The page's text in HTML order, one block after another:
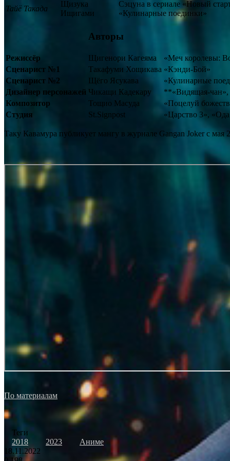
Тайё Такада
Щизука
Ищигами
Сэцуна в сериале «Новый
«Кулинарные поединки»
Авторы
Режиссёр Щигенори Кагеяма
«Меч королевы:
Сценарист №1
Такафуми Хощикава «Кэнди-Бой»
Сценарист №2
Щёго Ясукава
«Кулинарные
Дизайнер персонажей Чикащи Кадекару
**«Видящая-чан»,
Композитор
Тощио Масуда
«Поцелуй
Студия
St.Signpost «Царство 3»,
Таку Кавамура публикует мангу в журнале Gangan Joker с мая
По материалам
Теги
2018
2023
Аниме
18.11.2022